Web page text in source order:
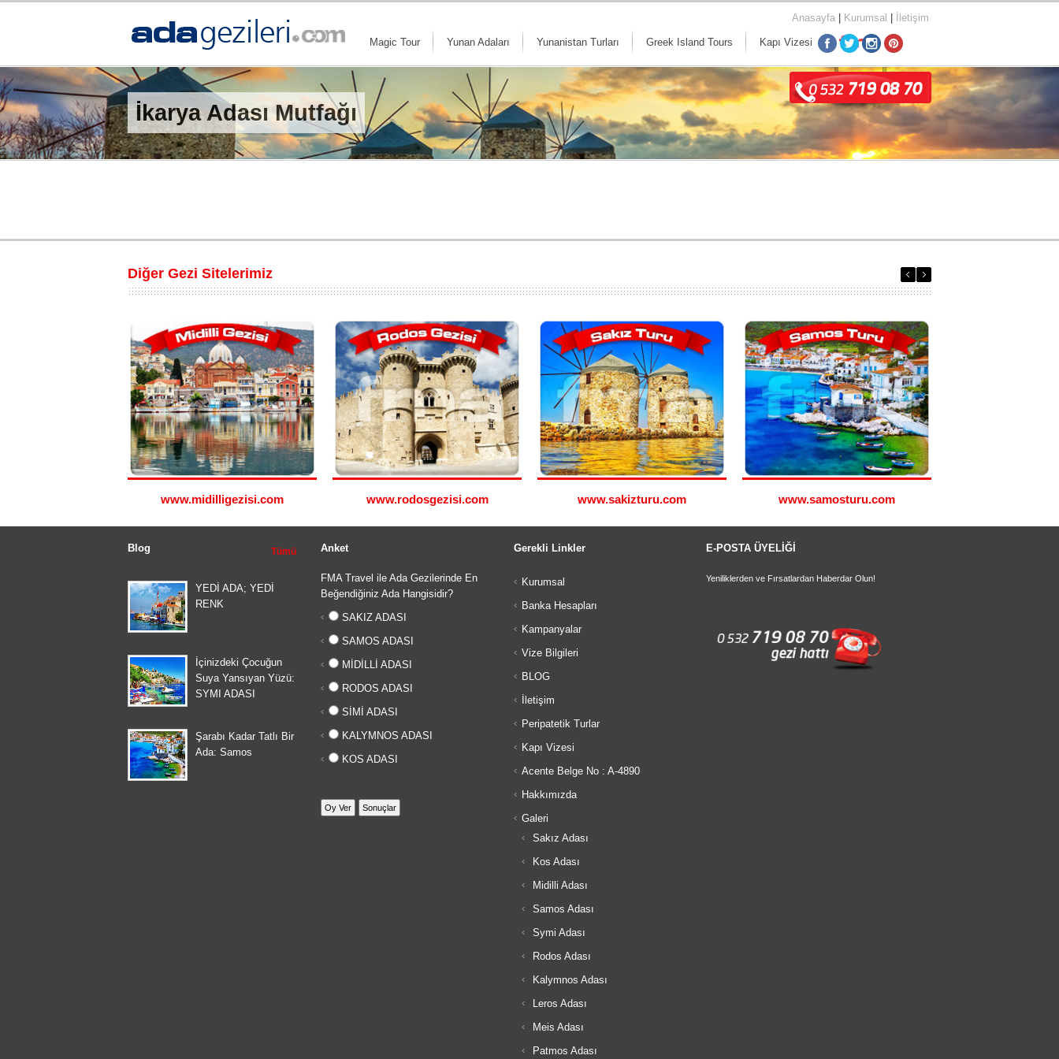
Magic Tour Yunan Adaları Yunanistan Turları Greek Island Tours Kapı Vizesi
Anasayfa Kurumsal İletişim
İkarya Adası Mutfağı
Diğer Gezi Sitelerimiz
www.midilligezisi.com www.rodosgezisi.com www.sakizturu.com www.samosturu.com
Blog Tümü
YEDİ ADA; YEDİ
RENK
İçinizdeki Çocuğun
Suya Yansıyan Yüzü:
SYMI ADASI
Şarabı Kadar Tatlı Bir
Ada: Samos
Anket
FMA Travel ile Ada Gezilerinde En
Beğendiğiniz Ada Hangisidir?
SAKIZ ADASI
SAMOS ADASI
MİDİLLİ ADASI
RODOS ADASI
SİMİ ADASI
KALYMNOS ADASI
KOS ADASI
Gerekli Linkler
Kurumsal
Banka Hesapları
Kampanyalar
Vize Bilgileri
BLOG
İletişim
Peripatetik Turlar
Kapı Vizesi
Acente Belge No : A-4890
Hakkımızda
Galeri
Sakız Adası
Kos Adası
Midilli Adası
Samos Adası
Symi Adası
Rodos Adası
Kalymnos Adası
Leros Adası
Meis Adası
Patmos Adası
E-POSTA ÜYELİĞİ
Yeniliklerden ve Fırsatlardan Haberdar Olun!